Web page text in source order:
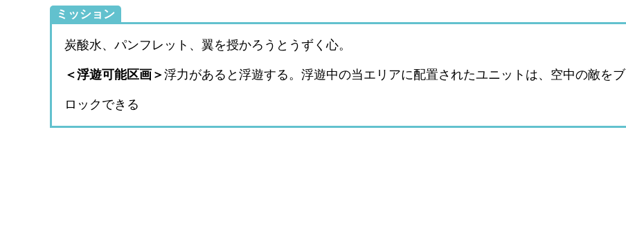
ミッション
炭酸水、パンフレット、翼を授かろうとうずく心。
＜浮遊可能区画＞浮力があると浮遊する。浮遊中の当エリアに配置されたユニットは、空中の敵をブ
ロックできる